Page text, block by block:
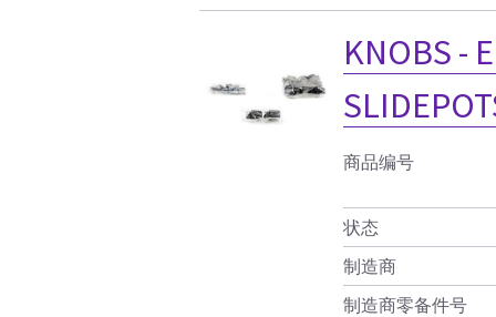
KNOBS -
商品编号
状态
制造商
制造商零备件号